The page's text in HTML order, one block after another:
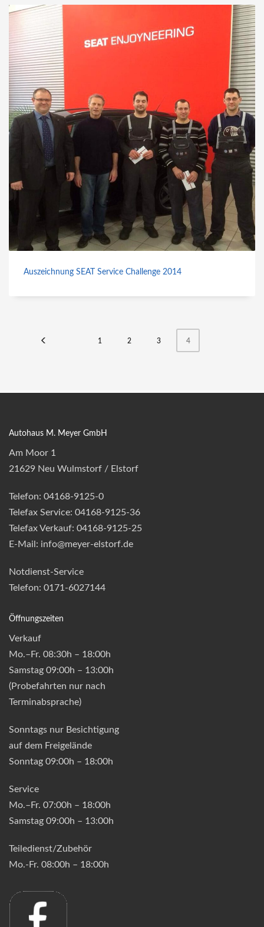
Auszeichnung SEAT Service Challenge 2014
1 2 3 4
Autohaus M. Meyer GmbH
Am Moor 1
21629 Neu Wulmstorf / Elstorf
Telefon: 04168-9125-0
Telefax Service: 04168-9125-36
Telefax Verkauf: 04168-9125-25
E-Mail: info@meyer-elstorf.de
Notdienst-Service
Telefon: 0171-6027144
Öffnungszeiten
Verkauf
Mo.–Fr. 08:30h – 18:00h
Samstag 09:00h – 13:00h
(Probefahrten nur nach
Terminabsprache)
Sonntags nur Besichtigung
auf dem Freigelände
Sonntag 09:00h – 18:00h
Service
Mo.–Fr. 07:00h – 18:00h
Samstag 09:00h – 13:00h
Teiledienst/Zubehör
Mo.-Fr. 08:00h – 18:00h